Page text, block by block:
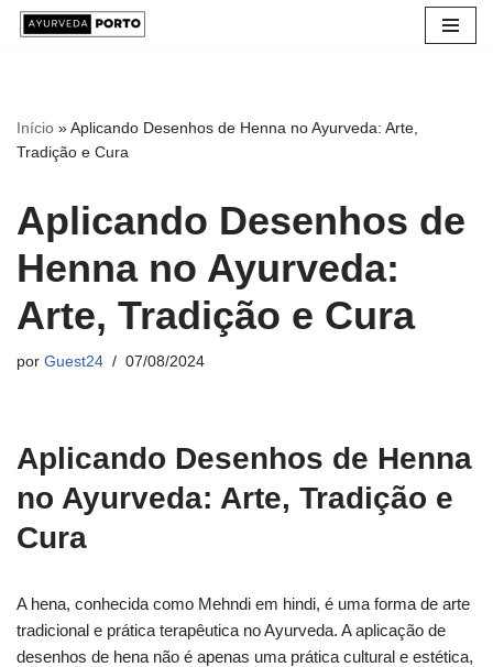
conteúdo
Início »Aplicando Desenhos de Henna no Ayurveda: Arte,
Tradição e Cura
Aplicando Desenhos de
Henna no Ayurveda:
Arte, Tradição e Cura
por Guest24 07/08/2024
Aplicando Desenhos de Henna
no Ayurveda: Arte, Tradição e
Cura
A hena, conhecida como Mehndi em hindi, é uma forma de arte
tradicional e prática terapêutica no Ayurveda. A aplicação de
desenhos de hena não é apenas uma prática cultural e estética,